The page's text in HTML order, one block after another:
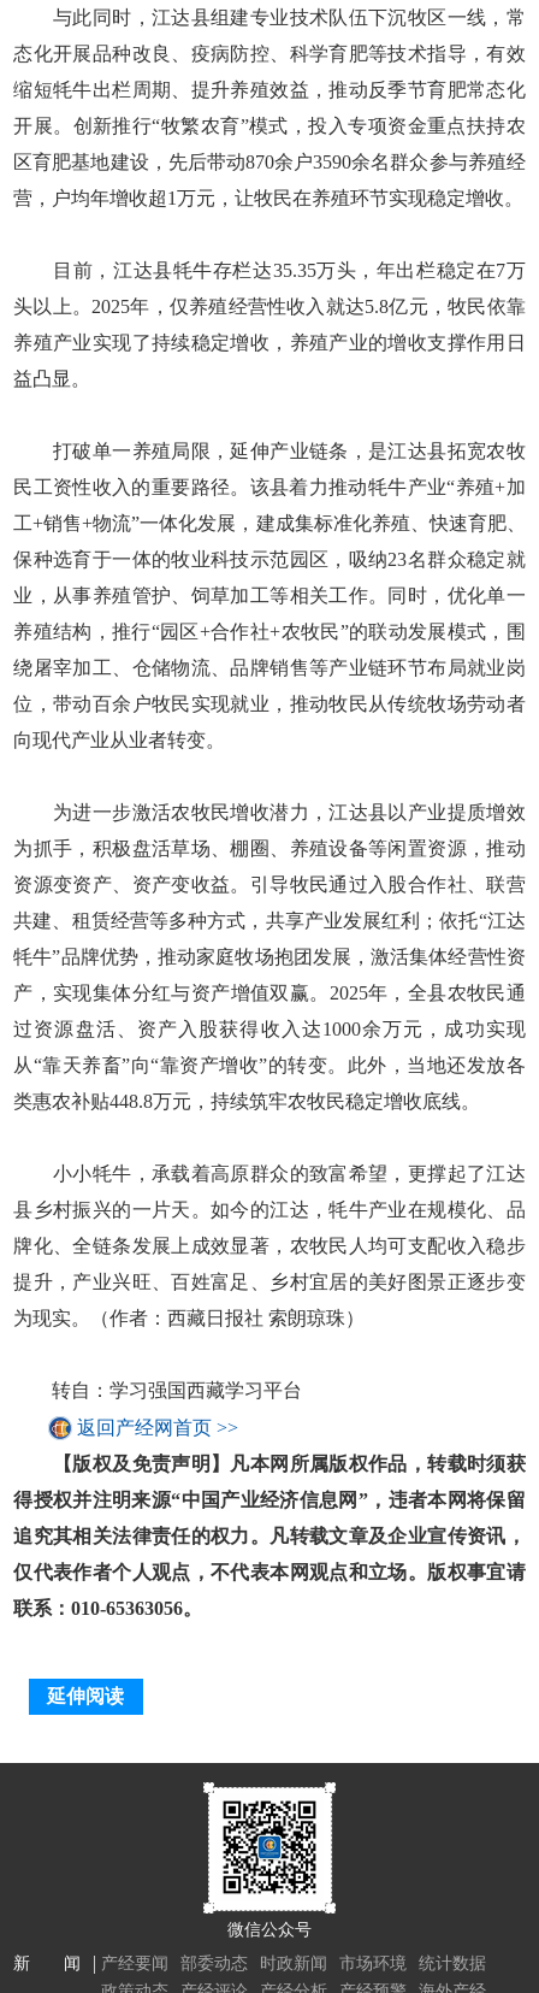
与此同时，江达县组建专业技术队伍下沉牧区一线，常
态化开展品种改良、疫病防控、科学育肥等技术指导，有效
缩短牦牛出栏周期、提升养殖效益，推动反季节育肥常态化
开展。创新推行“牧繁农育”模式，投入专项资金重点扶持农
区育肥基地建设，先后带动870余户3590余名群众参与养殖经
营，户均年增收超1万元，让牧民在养殖环节实现稳定增收。
目前，江达县牦牛存栏达35.35万头，年出栏稳定在7万
头以上。2025年，仅养殖经营性收入就达5.8亿元，牧民依靠
养殖产业实现了持续稳定增收，养殖产业的增收支撑作用日
益凸显。
打破单一养殖局限，延伸产业链条，是江达县拓宽农牧
民工资性收入的重要路径。该县着力推动牦牛产业“养殖+加
工+销售+物流”一体化发展，建成集标准化养殖、快速育肥、
保种选育于一体的牧业科技示范园区，吸纳23名群众稳定就
业，从事养殖管护、饲草加工等相关工作。同时，优化单一
养殖结构，推行“园区+合作社+农牧民”的联动发展模式，围
绕屠宰加工、仓储物流、品牌销售等产业链环节布局就业岗
位，带动百余户牧民实现就业，推动牧民从传统牧场劳动者
向现代产业从业者转变。
为进一步激活农牧民增收潜力，江达县以产业提质增效
为抓手，积极盘活草场、棚圈、养殖设备等闲置资源，推动
资源变资产、资产变收益。引导牧民通过入股合作社、联营
共建、租赁经营等多种方式，共享产业发展红利；依托“江达
牦牛”品牌优势，推动家庭牧场抱团发展，激活集体经营性资
产，实现集体分红与资产增值双赢。2025年，全县农牧民通
过资源盘活、资产入股获得收入达1000余万元，成功实现
从“靠天养畜”向“靠资产增收”的转变。此外，当地还发放各
类惠农补贴448.8万元，持续筑牢农牧民稳定增收底线。
小小牦牛，承载着高原群众的致富希望，更撑起了江达
县乡村振兴的一片天。如今的江达，牦牛产业在规模化、品
牌化、全链条发展上成效显著，农牧民人均可支配收入稳步
提升，产业兴旺、百姓富足、乡村宜居的美好图景正逐步变
为现实。（作者：西藏日报社 索朗琼珠）
转自：学习强国西藏学习平台
返回产经网首页 >>
【版权及免责声明】凡本网所属版权作品，转载时须获
得授权并注明来源“中国产业经济信息网”，违者本网将保留
追究其相关法律责任的权力。凡转载文章及企业宣传资讯，
仅代表作者个人观点，不代表本网观点和立场。版权事宜请
联系：010-65363056。
延伸阅读
微信公众号
新 闻
产经要闻 部委动态 时政新闻 市场环境
统计数据